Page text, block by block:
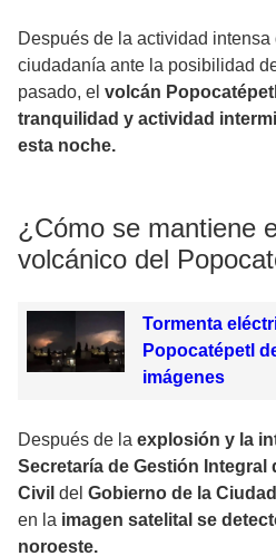
Después de la actividad
ciudadanía ante la posibilidad
pasado, el volcán
tranquilidad y actividad
esta noche.
¿Cómo se mantiene
volcánico del
Tormenta
Popocatépetl
imágenes
Después de la explosión y la
Secretaría de Gestión
Civil del Gobierno de la
en la imagen satelital se
noroeste.